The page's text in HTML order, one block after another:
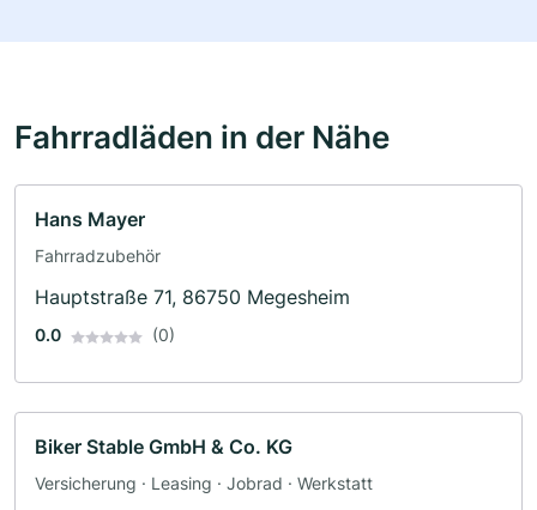
Fahrradläden in der Nähe
Hans Mayer
Fahrradzubehör
Hauptstraße 71, 86750 Megesheim
0.0 (0)
Biker Stable GmbH & Co. KG
Versicherung · Leasing · Jobrad · Werkstatt